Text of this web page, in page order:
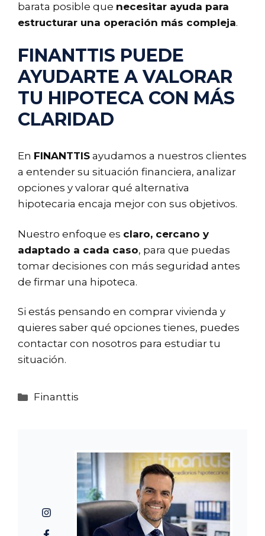
barata posible que necesitar ayuda para
estructurar una operación más compleja.
FINANTTIS PUEDE
AYUDARTE A VALORAR
TU HIPOTECA CON MÁS
CLARIDAD
En FINANTTIS ayudamos a nuestros clientes
a entender su situación financiera, analizar
opciones y valorar qué alternativa
hipotecaria encaja mejor con sus objetivos.
Nuestro enfoque es claro, cercano y
adaptado a cada caso, para que puedas
tomar decisiones con más seguridad antes
de firmar una hipoteca.
Si estás pensando en comprar vivienda y
quieres saber qué opciones tienes, puedes
contactar con nosotros para estudiar tu
situación.
Categorías
Finanttis